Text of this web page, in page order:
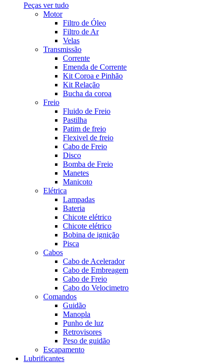
Peças ver tudo
Motor
Filtro de Óleo
Filtro de Ar
Velas
Transmissão
Corrente
Emenda de Corrente
Kit Coroa e Pinhão
Kit Relação
Bucha da coroa
Freio
Fluido de Freio
Pastilha
Patim de freio
Flexivel de freio
Cabo de Freio
Disco
Bomba de Freio
Manetes
Manicoto
Elétrica
Lampadas
Bateria
Chicote elétrico
Chicote elétrico
Bobina de ignição
Pisca
Cabos
Cabo de Acelerador
Cabo de Embreagem
Cabo de Freio
Cabo do Velocimetro
Comandos
Guidão
Manopla
Punho de luz
Retrovisores
Peso de guidão
Escapamento
Lubrificantes